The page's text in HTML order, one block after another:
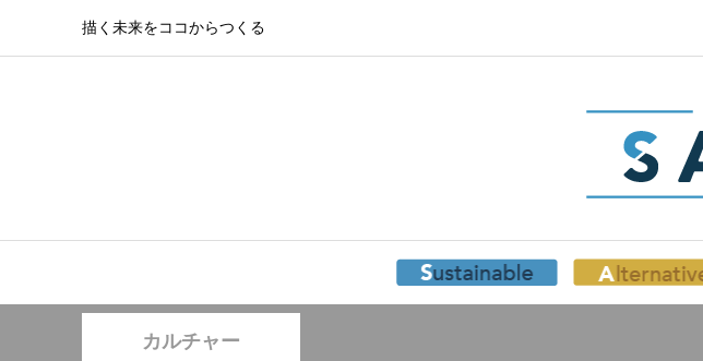
描く未来をココからつくる
カルチャー